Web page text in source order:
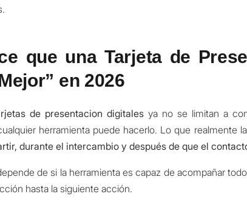
que una Tarjeta de
en 2026
de presentacion digitales ya no se limitan a
herramienta puede hacerlo. Lo que realmente
durante el intercambio y después de que el
de si la herramienta es capaz de acompañar
hasta la siguiente acción.